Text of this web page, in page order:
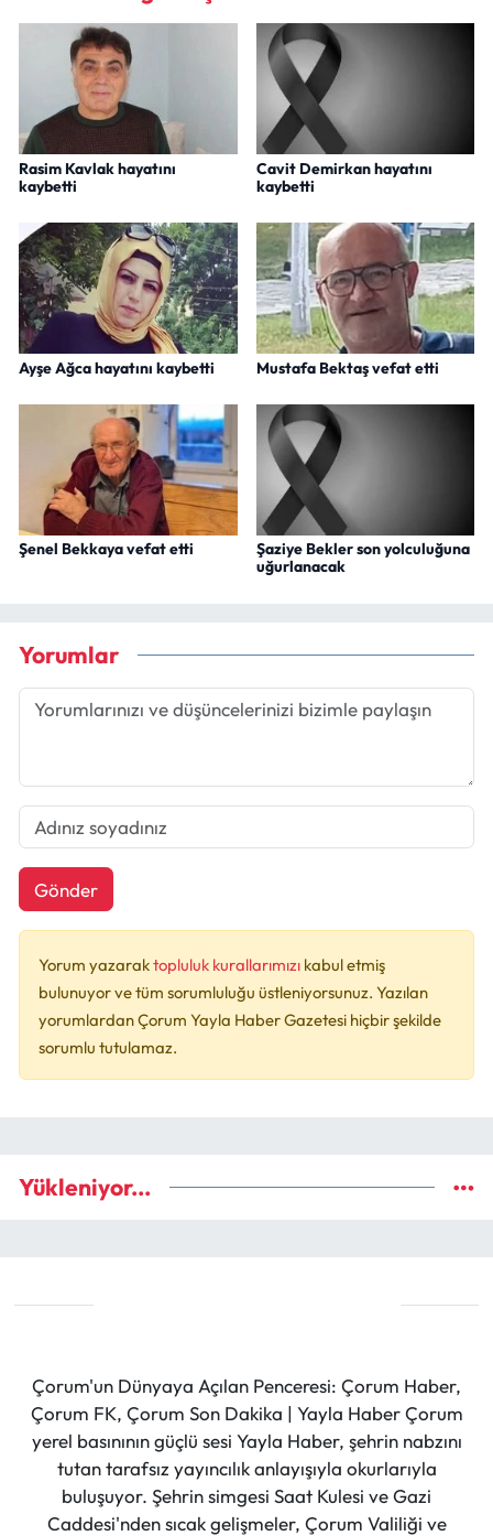
Rasim Kavlak hayatını
kaybetti
Cavit Demirkan hayatını
kaybetti
Ayşe Ağca hayatını kaybetti Mustafa Bektaş vefat etti
Şenel Bekkaya vefat etti
Şaziye Bekler son yolculuğuna
uğurlanacak
Yorumlar
Gönder
Yorum yazaraktopluluk kurallarımızı kabul etmiş
bulunuyor ve tüm sorumluluğu üstleniyorsunuz. Yazılan
yorumlardan Çorum Yayla Haber Gazetesi hiçbir şekilde
sorumlu tutulamaz.
Yükleniyor...
Çorum'un Dünyaya Açılan Penceresi: Çorum Haber,
Çorum FK, Çorum Son Dakika | Yayla Haber Çorum
yerel basınının güçlü sesi Yayla Haber, şehrin nabzını
tutan tarafsız yayıncılık anlayışıyla okurlarıyla
buluşuyor. Şehrin simgesi Saat Kulesi ve Gazi
Caddesi'nden sıcak gelişmeler, Çorum Valiliği ve